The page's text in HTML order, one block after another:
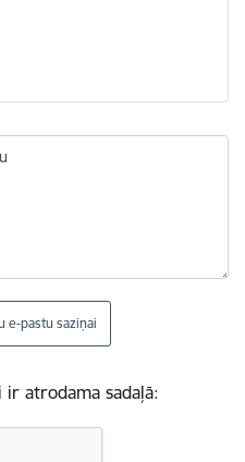
e-pastu saziņai
atrodama sadaļā: